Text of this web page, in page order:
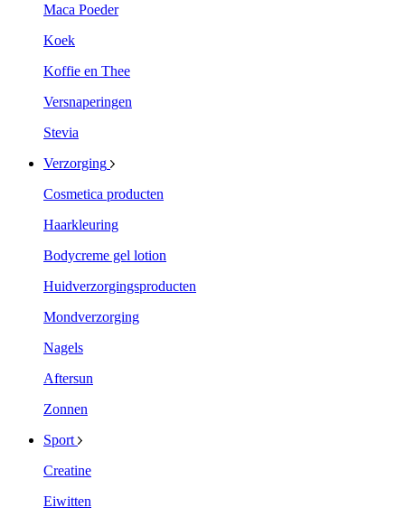
Maca Poeder
Koek
Koffie en Thee
Versnaperingen
Stevia
Verzorging
Cosmetica producten
Haarkleuring
Bodycreme gel lotion
Huidverzorgingsproducten
Mondverzorging
Nagels
Aftersun
Zonnen
Sport
Creatine
Eiwitten